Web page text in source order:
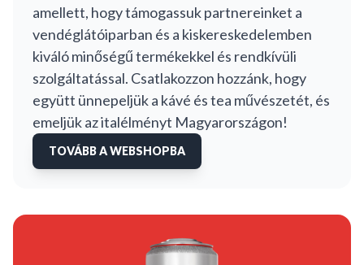
amellett, hogy támogassuk partnereinket a
vendéglátóiparban és a kiskereskedelemben
kiváló minőségű termékekkel és rendkívüli
szolgáltatással. Csatlakozzon hozzánk, hogy
együtt ünnepeljük a kávé és tea művészetét, és
emeljük az italélményt Magyarországon!
TOVÁBB A WEBSHOPBA